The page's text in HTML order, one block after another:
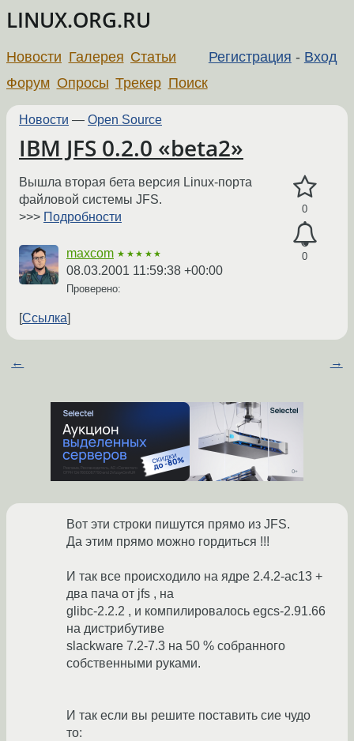
LINUX.ORG.RU
Регистрация - Вход
Новости Галерея Статьи
Форум Опросы Трекер Поиск
Новости — Open Source
IBM JFS 0.2.0 «beta2»
0
0
Вышла вторая бета версия Linux-порта
файловой системы JFS.
>>> Подробности
maxcom ★★★★★
08.03.2001 11:59:38 +00:00
Проверено:
Ссылка
← →
Вот эти строки пишутся прямо из JFS.
Да этим прямо можно гордиться !!!
И так все происходило на ядре 2.4.2-ac13 +
два пача от jfs , на
glibc-2.2.2 , и компилировалось egcs-2.91.66
на дистрибутиве
slackware 7.2-7.3 на 50 % собранного
собственными руками.
И так если вы решите поставить сие чудо
то: